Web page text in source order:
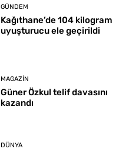
GÜNDEM
Kağıthane’de 104 kilogram
uyuşturucu ele geçirildi
MAGAZIN
Güner Özkul telif davasını
kazandı
DÜNYA